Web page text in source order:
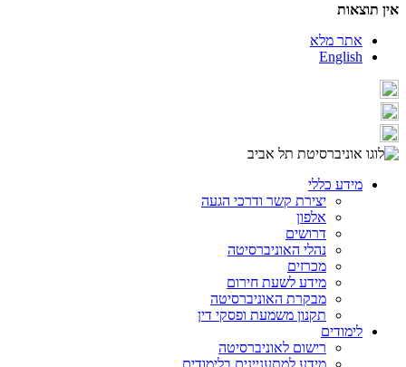
אין תוצאות
אתר מלא
English
מידע כללי
יצירת קשר ודרכי הגעה
אלפון
דרושים
נהלי האוניברסיטה
מכרזים
מידע לשעת חירום
מבקרת האוניברסיטה
תקנון משמעת ופסקי דין
לימודים
רישום לאוניברסיטה
מידע למתעניינים בלימודים